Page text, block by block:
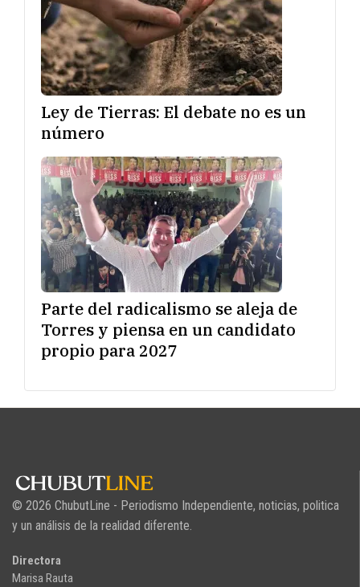
Ley de Tierras: El debate no es un
número
Parte del radicalismo se aleja de
Torres y piensa en un candidato
propio para 2027
© 2026 ChubutLine - Periodismo Independiente, noticias, politica
y un análisis de la realidad diferente.
Directora
Marisa Rauta